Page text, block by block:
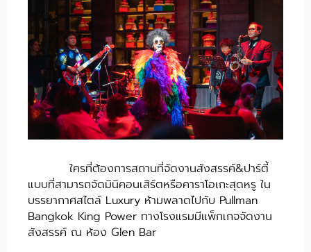
ใครที่ต้องการสถานที่จัดงานสังสรรค์&ปาร์ตี้
แบบที่สามารถจัดมินิคอนเสิร์ตหรือคาราโอเกะสุดหรู ใน
บรรยากาศสไตล์ Luxury ห้ามพลาดไปกับ Pullman
Bangkok King Power ทางโรงแรมมีแพ็กเกจจัดงาน
สังสรรค์ ณ ห้อง Glen Bar